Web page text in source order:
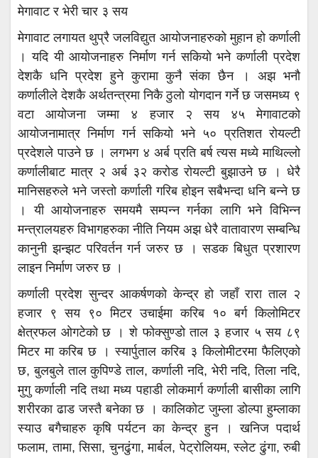
मेगावाट र भेरी चार ३ सय
मेगावाट लगायत थुप्रै जलविद्युत आयोजनाहरुको मुहान हो कर्णाली
। यदि यी आयोजनाहरु निर्माण गर्न सकियो भने कर्णाली प्रदेश
देशकै धनि प्रदेश हुने कुरामा कुनै संका छैन । अझ भनौ
कर्णालीले देशकै अर्थतन्त्रमा निकै ठुलो योगदान गर्ने छ जसमध्य ९
वटा आयोजना जम्मा ४ हजार २ सय ४५ मेगावाटको
आयोजनामात्र निर्माण गर्न सकियो भने ५० प्रतिशत रोयल्टी
प्रदेशले पाउने छ । लगभग ४ अर्ब प्रति बर्ष त्यस मध्ये माथिल्लो
कर्णालीबाट मात्र २ अर्ब ३२ करोड रोयल्टी बुझाउने छ । धेरै
मानिसहरुले भने जस्तो कर्णाली गरिब होइन सबैभन्दा धनि बन्ने छ
। यी आयोजनाहरु समयमै सम्पन्न गर्नका लागि भने विभिन्न
मन्त्रालयहरु विभागहरुका नीति नियम अझ धेरै वातावारण सम्बन्धि
कानुनी झन्झट परिवर्तन गर्न जरुर छ । सडक बिधुत प्रशारण
लाइन निर्माण जरुर छ ।
कर्णाली प्रदेश सुन्दर आकर्षणको केन्द्र हो जहाँ रारा ताल २
हजार ९ सय ९० मिटर उचाईमा करिब १० बर्ग किलोमिटर
क्षेत्रफल ओगटेको छ । शे फोक्सुण्डो ताल ३ हजार ५ सय ८९
मिटर मा करिब छ । स्यार्पुताल करिब ३ किलोमीटरमा फैलिएको
छ, बुलबुले ताल कुपिण्डे ताल, कर्णाली नदि, भेरी नदि, तिला नदि,
मुगु कर्णाली नदि तथा मध्य पहाडी लोकमार्ग कर्णाली बासीका लागि
शरीरका ढाड जस्तै बनेका छ । कालिकोट जुम्ला डोल्पा हुम्लाका
स्याउ बगैचाहरु कृषि पर्यटन का केन्द्र हुन । खनिज पदार्थ
फलाम, तामा, सिसा, चुनढुंगा, मार्बल, पेट्रोलियम, स्लेट ढुंगा, रुबी